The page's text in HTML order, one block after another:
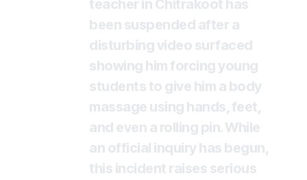
teacher in Chitrakoot has
been suspended after a
disturbing video surfaced
showing him forcing young
students to give him a body
massage using hands, feet,
and even a rolling pin. While
an official inquiry has begun,
this incident raises serious